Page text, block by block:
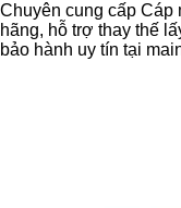
Chuyên cung cấp Cáp
hãng, hỗ trợ thay thế
bảo hành uy tín tại